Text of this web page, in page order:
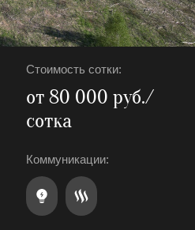
Стоимость сотки:
от 80 000 руб./
сотка
Коммуникации: